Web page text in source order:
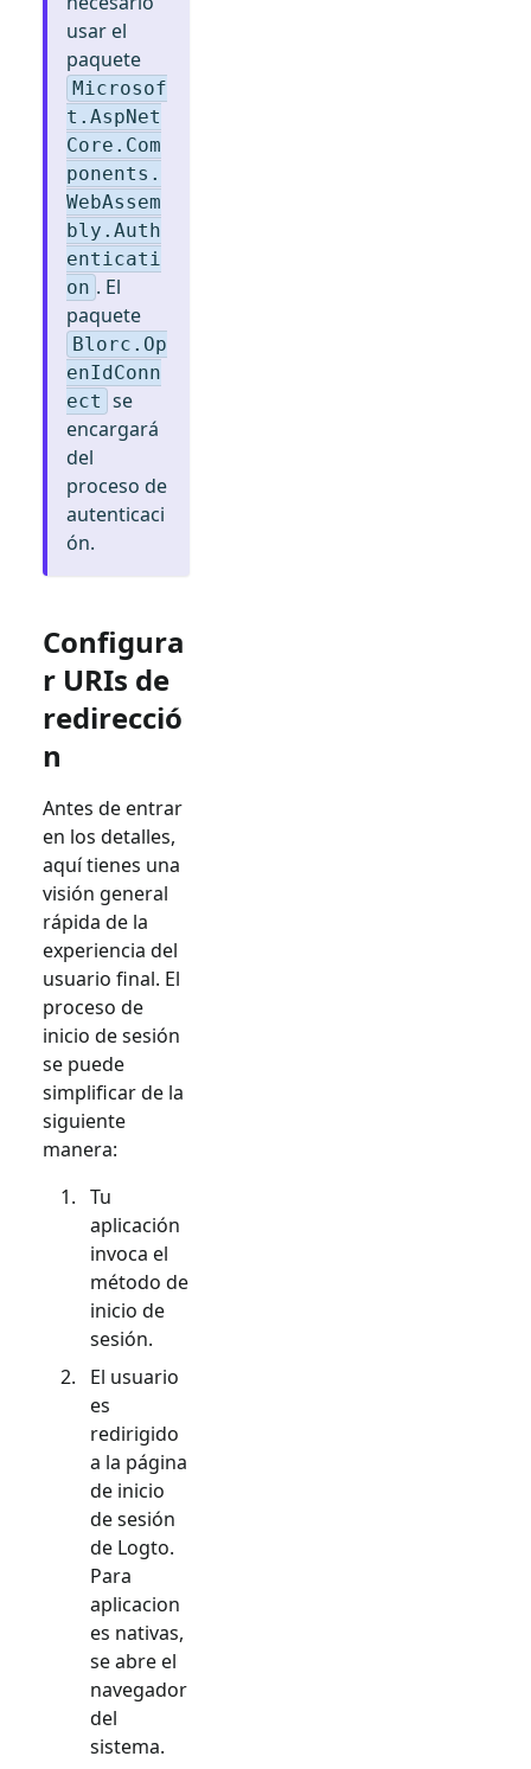
usar el
paquete
Microsof
t.AspNet
Core.Com
ponents.
WebAssem
bly.Auth
enticati
on . El
paquete
Blorc.Op
enIdConn
ect se
encargará
del
proceso de
autenticaci
ón.
Configura
r URIs de
redirecció
n
Antes de entrar
en los detalles,
aquí tienes una
visión general
rápida de la
experiencia del
usuario final. El
proceso de
inicio de sesión
se puede
simplificar de la
siguiente
manera:
Tu
aplicación
invoca el
método de
inicio de
sesión.
El usuario
es
redirigido
a la página
de inicio
de sesión
de Logto.
Para
aplicacion
es nativas,
se abre el
navegador
del
sistema.